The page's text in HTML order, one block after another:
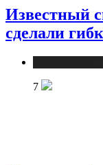
Известный
сделали
7